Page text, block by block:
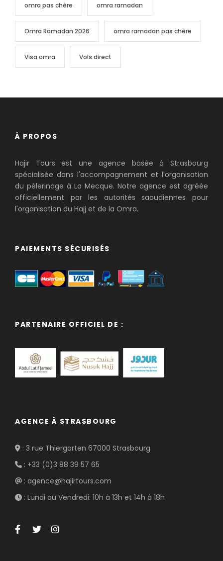
omra pas chère omra ramadan
Omra Ramadan 2026 omra ramadan pas chère
Visa omra Vols direct
À PROPOS
Hajir Tours est une agence basée à Strasbourg
spécialisée dans l'accompagnement et l'organisation
du pèlerinage à La Mecque. Notre agence est agréée
officiellement par les autorités saoudiennes pour
l'organisation du Hajj et de la Omra.
PAIEMENTS SÉCURISÉS
PARTENAIRE OFFICIEL DE :
AGENCE À STRASBOURG
: 3 rue Thiergarten 67000 Strasbourg
: +33 (0)3 88 39 57 65
: agence@hajirtours.com
: Lundi au Vendredi: 10h à 13h et 14h à 18h